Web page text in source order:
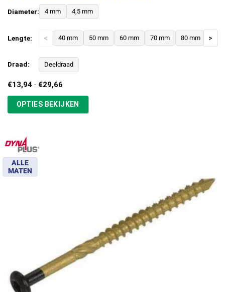
Diameter: 4 mm 4,5 mm
Lengte: < 40 mm 50 mm 60 mm 70 mm 80 mm >
Draad: Deeldraad
€13,94 - €29,66Prijsklasse:
tot
€29,66
OPTIES BEKIJKEN
ALLE
MATEN